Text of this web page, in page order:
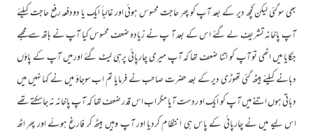
بھی سوگئی لیکن کچھ دیر کے بعد آپ کو پھر حاجت محسوس ہوئی اور غالباً ایک یا دودفعہ رفع حاجت کیلئے
آپ پاخانہ تشریف لے گئے اس کے بعد آ پ نے زیادہ ضعف محسوس کیا آپ نے ہاتھ سے مجھے
جگایا میں اٹھی تو آپ کو اتنا ضعف تھا کہ آپ میری چارپائی پرہی لیٹ گئے اور میں آپ کے پاؤں
دبانے کیلئے بیٹھ گئی تھوڑی دیر کے بعد حضرت صاحب نے فرمایا تم اب سوجاؤ میں نے کہا نہیں میں
دباتی ہوں اتنے میں آپ کو ایک او ردست آیا مگر اب اس قدر ضعف تھا کہ آپ پاخانہ نہ جاسکتے تھے
اس لیے میں نے چارپائی کے پاس ہی انتظام کردیا اور آپ وہیں بیٹھ کر فارغ ہوئے اور پھر اٹھ